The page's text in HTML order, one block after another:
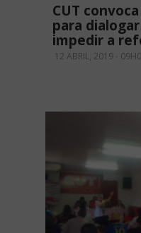
CUT
para
impedir a
12 ABRIL, 2019 -